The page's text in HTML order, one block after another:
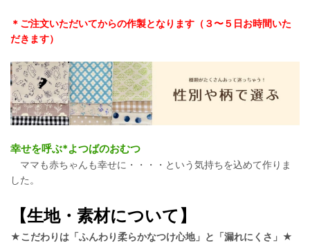
＊ご注文いただいてからの作製となります（３〜５日お時間いた
だきます）
幸せを呼ぶ*よつばのおむつ
ママも赤ちゃんも幸せに・・・・という気持ちを込めて作りま
した。
【生地・素材について】
★こだわりは「ふんわり柔らかなつけ心地」と「漏れにくさ」★